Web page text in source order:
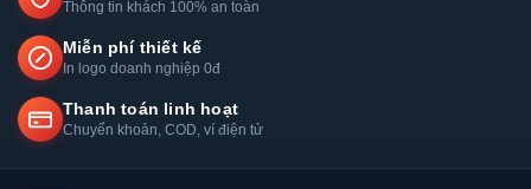
Thông tin khách 100% an toàn
Miễn phí thiết kế
In logo doanh nghiệp 0đ
Thanh toán linh hoạt
Chuyển khoản, COD, ví điện tử